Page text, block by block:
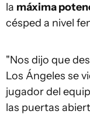
la máxima
césped a nivel
"Nos dijo que
Los Ángeles se
jugador del
las puertas